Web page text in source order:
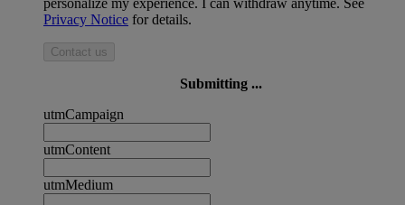
personalize my experience. I can withdraw anytime. See
Privacy Notice for details.
Contact us
Submitting ...
utmCampaign
utmContent
utmMedium